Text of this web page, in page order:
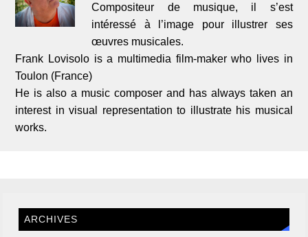
Compositeur de musique, il s’est
intéressé à l’image pour illustrer ses
œuvres musicales.
Frank Lovisolo is a multimedia film-maker who lives in
Toulon (France)
He is also a music composer and has always taken an
interest in visual representation to illustrate his musical
works.
ARCHIVES